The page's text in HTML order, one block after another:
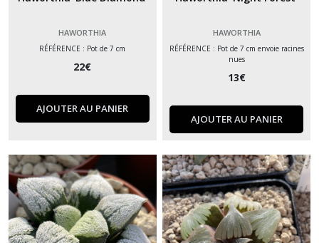
HAWORTHIA
RÉFÉRENCE : Pot de 7 cm
22€
AJOUTER AU PANIER
HAWORTHIA
RÉFÉRENCE : Pot de 7 cm envoie racines
nues
13€
AJOUTER AU PANIER